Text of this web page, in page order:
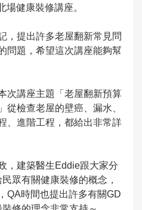
場健康裝修講座。
，提出許多老屋翻新常見問
問題，希望這次講座能夠幫
次講座主題「老屋翻新預算
從檢查老屋的壁癌、漏水、
、進階工程，都給出非常詳
，建築醫生Eddie跟大家分
眾有關健康裝修的概念，
QA時間也提出許多有關GD